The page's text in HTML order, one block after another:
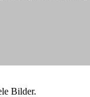
Bilder.